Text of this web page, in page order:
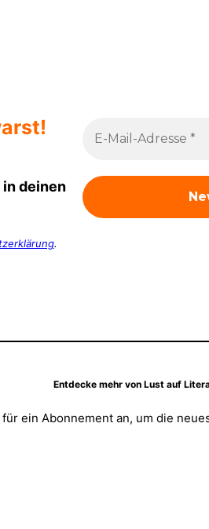
deinen
.
Entdecke mehr von Lust auf
ein Abonnement an, um die